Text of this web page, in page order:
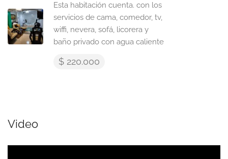
Esta habitación cuenta. con los
servicios de cama, comedor, tv,
wiffi, nevera, sofá, licorera y
baño privado con agua caliente
$ 220.000
Video